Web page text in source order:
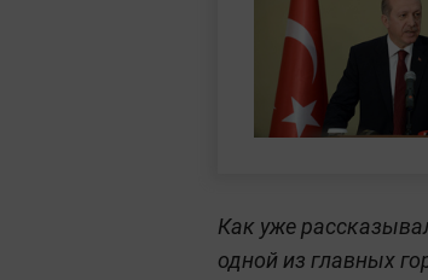
Как уже
одной из главных